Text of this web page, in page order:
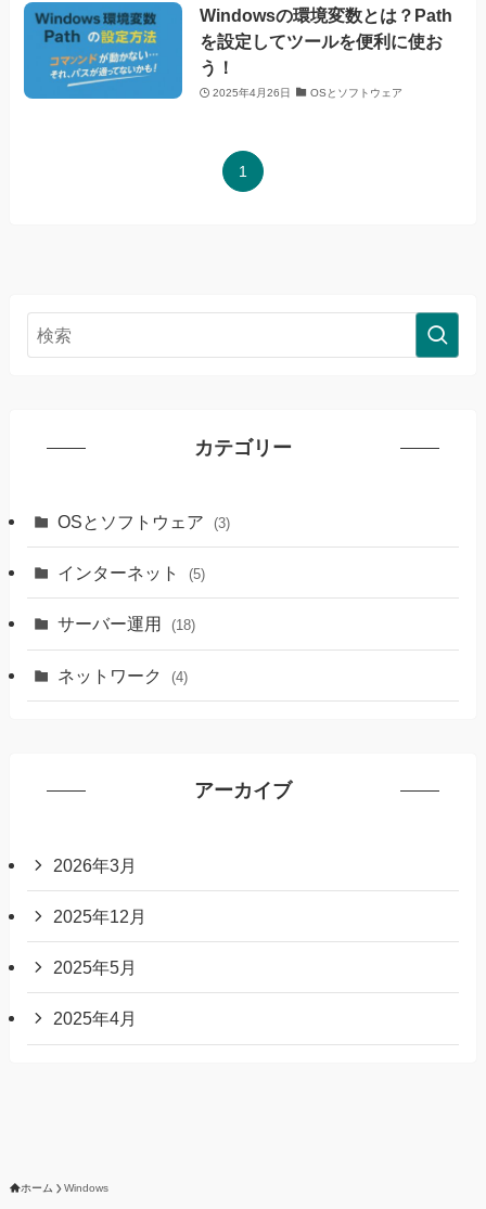
Windowsの環境変数とは？Path
を設定してツールを便利に使お
う！
2025年4月26日 OSとソフトウェア
1
カテゴリー
OSとソフトウェア (3)
インターネット (5)
サーバー運用 (18)
ネットワーク (4)
アーカイブ
2026年3月
2025年12月
2025年5月
2025年4月
ホーム Windows